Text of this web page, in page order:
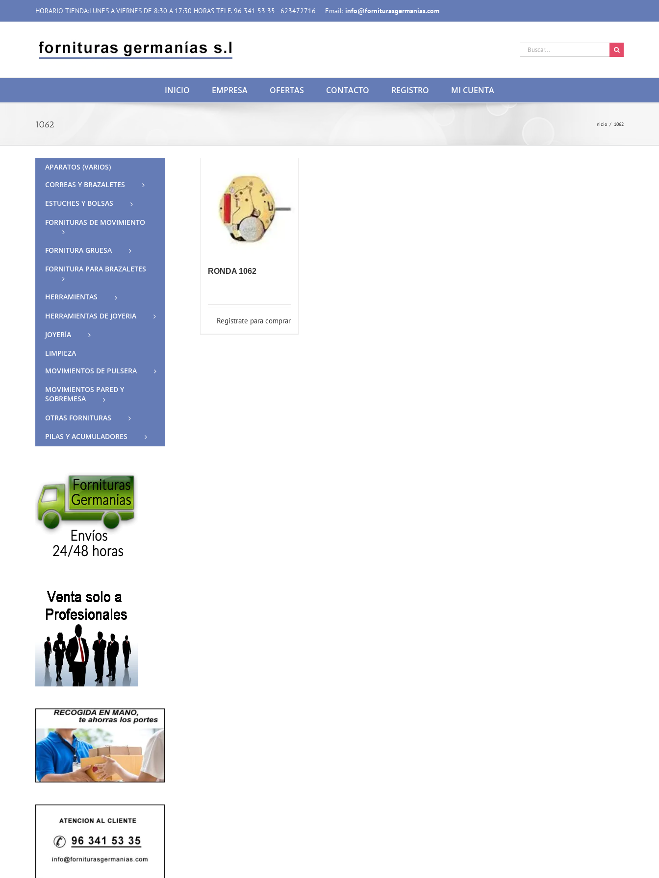
contenido
HORARIO TIENDA:LUNES A VIERNES DE 8:30 A 17:30 HORAS TELF. 96 341 53 35 - 623472716 Email: info@forniturasgermanias.com
Buscar:
INICIO EMPRESA OFERTAS CONTACTO REGISTRO MI CUENTA
1062 Inicio / 1062
RONDA 1062
Registrate para comprar
APARATOS (VARIOS)
CORREAS Y BRAZALETES
ESTUCHES Y BOLSAS
FORNITURAS DE MOVIMIENTO
FORNITURA GRUESA
FORNITURA PARA BRAZALETES
HERRAMIENTAS
HERRAMIENTAS DE JOYERIA
JOYERÍA
LIMPIEZA
MOVIMIENTOS DE PULSERA
MOVIMIENTOS PARED Y
SOBREMESA
OTRAS FORNITURAS
PILAS Y ACUMULADORES